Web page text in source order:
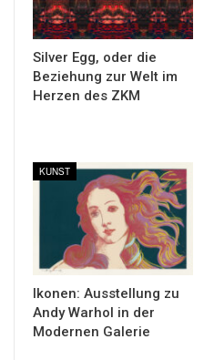
Silver Egg, oder die
Beziehung zur Welt im
Herzen des ZKM
KUNST
Ikonen: Ausstellung zu
Andy Warhol in der
Modernen Galerie